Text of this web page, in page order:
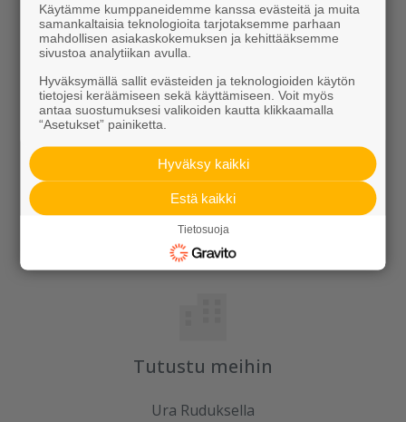
Ideoidaan yhdessä
Kotipolku
Kotipolku blogi
Ideakuvasto
Tutustu meihin
Ura Ruduksella
Käytämme kumppaneidemme kanssa evästeitä ja muita
samankaltaisia teknologioita tarjotaksemme parhaan
mahdollisen asiakaskokemuksen ja kehittääksemme
sivustoa analytiikan avulla.
Hyväksymällä sallit evästeiden ja teknologioiden käytön
tietojesi keräämiseen sekä käyttämiseen. Voit myös
antaa suostumuksesi valikoiden kautta klikkaamalla
“Asetukset” painiketta.
Hyväksy kaikki
Estä kaikki
Tietosuoja